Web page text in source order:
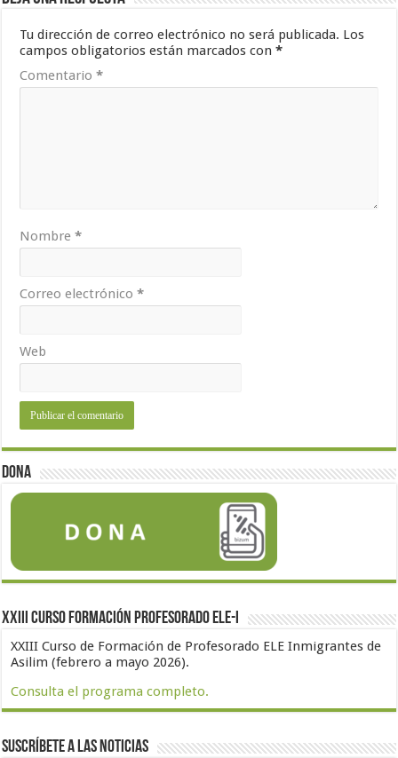
Tu dirección de correo electrónico no será publicada. Los
campos obligatorios están marcados con*
Comentario*
Nombre*
Correo electrónico*
Web
Dona
XXIII Curso formación profesorado ELE-I
XXIII Curso de Formación de Profesorado ELE Inmigrantes de
Asilim (febrero a mayo 2026).
Consulta el programa completo.
Suscríbete a las noticias